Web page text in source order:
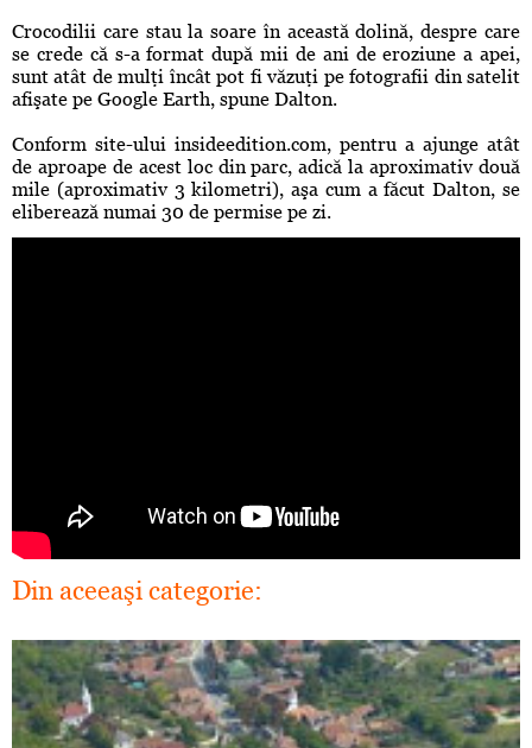
Crocodilii care stau la soare în această dolină, despre care
se crede că s-a format după mii de ani de eroziune a apei,
sunt atât de mulţi încât pot fi văzuţi pe fotografii din satelit
afişate pe Google Earth, spune Dalton.
Conform site-ului insideedition.com, pentru a ajunge atât
de aproape de acest loc din parc, adică la aproximativ două
mile (aproximativ 3 kilometri), aşa cum a făcut Dalton, se
eliberează numai 30 de permise pe zi.
Din aceeaşi categorie: